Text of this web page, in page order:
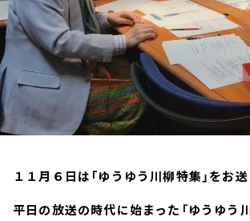
１１月６日は「ゆうゆう川柳特集」をお送
平日の放送の時代に始まった「ゆうゆう